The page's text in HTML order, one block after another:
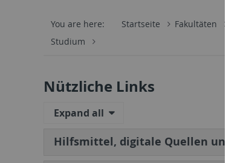
You are here: Startseite Fakultäten
Studium
Nützliche Links
Expand all
Hilfsmittel, digitale Quellen und